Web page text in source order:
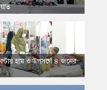
হাম ও উপসর্গে ৪ জনের